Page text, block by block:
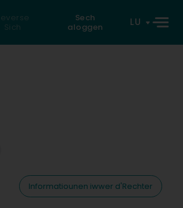
Sich
Sech
aloggen
LU
Informatiounen iwwer d'Rechter